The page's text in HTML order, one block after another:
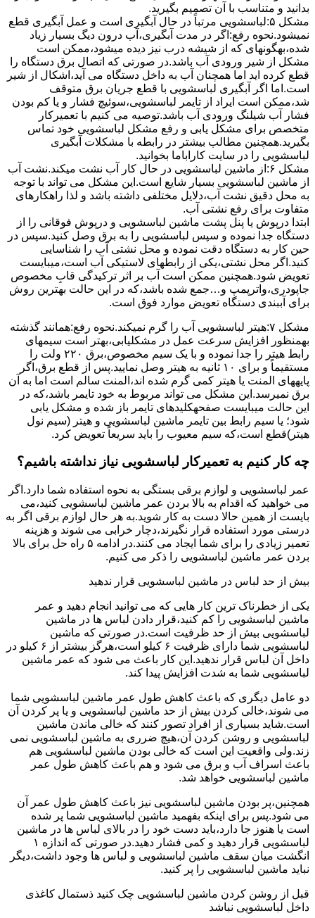
بدانید و متناسب با آن تصمیم بگیرید.
مشکل ۵:لباسشویی مرتباً در ﺣﺎل آﺑﮕﯿﺮی اﺳﺖ و ﻋﻤﻞ آﺑﮕﯿﺮی ﻗﻄﻊ
نمیشود.نحوه رﻓﻊ:اﮔﺮ در ﻣﺪت آﺑﮕﯿﺮی،آب درون دﯾﮓ ﺑﺴﯿﺎر زﯾﺎد
ﺷﺪه،بهگونهای ﮐﻪ از ﺷﯿﺸﻪ درب ﻧﯿﺰ دﯾﺪه میشود،ممکن است
مشکل از شیر ورودی آب باشد.در صورتی که اتصال برق دستگاه را
قطع کرده اید اما همچنان آب به داخل دستگاه می آید،اشکال از شیر
است.اما اگر آبگیری لباسشویی با قطع جریان برق متوقف
شد،ممکن است ایراد از تایمر لباسشویی،سوئیچ فشار و یا کم بودن
فشار آب شیلنگ ورودی آب باشد.توصیه می کنیم با تعمیرکار
متخصص برای مشکل یابی و رفع مشکل لباسشویی خود تماس
بگیرید.همچنین مطالب بیشتر در رابطه با مشکلات آبگیری
لباسشویی را در سایت کاراباما بخوانید.
مشکل ۶:از ﻣﺎﺷﯿﻦ لباسشویی در ﺣﺎل ﮐﺎر آب ﻧﺸﺖ میکند.نشت آب
از ماشین لباسشویی بسیار شایع است.این مشکل می تواند با توجه
به محل دقیق نشت آب،دلایل مختلفی داشته باشد و لذا راهکارهای
متفاوت برای رفع نشتی آب.
ابتدا درپوش یا پنل ﭘﺸﺖ ﻣﺎﺷﯿﻦ لباسشویی و درپوش ﻓﻮﻗﺎﻧﯽ را از
دستگاه ﺟﺪا ﻧﻤﻮده و ﺳﭙﺲ لباسشویی را ﺑﻪ ﺑﺮق وصل ﮐﻨﯿﺪ.سپس در
حین کار به دستگاه دقت نموده و ﻣﺤﻞ نشتی آب را ﺷﻨﺎﺳﺎﯾﯽ
کنید.اﮔﺮ ﻣﺤﻞ نشتی،ﯾﮑﯽ از رابطهای ﻻﺳﺘﯿﮑﯽ آب اﺳﺖ،میبایست
ﺗﻌﻮﯾﺾ شود.همچنین ﻣﻤﮑﻦ اﺳﺖ آب بر اثر ﺗﺮﮐﯿﺪﮔﯽ قابِ ﻣﺨﺼﻮص
ﺟﺎﭘﻮدری،واترپمپ و…جمع شده ﺑﺎﺷﺪ،ﮐﻪ در این حالت بهترین روش
برای آببندی دستگاه ﺗﻌﻮﯾﺾ ﻣﻮارد ﻓﻮق اﺳﺖ.
مشکل ۷:ﻫﯿﺘﺮ لباسشویی آب را ﮔﺮم نمیکند.نحوه رﻓﻊ:ﻫﻤﺎﻧﻨﺪ ﮔﺬﺷﺘﻪ
بهمنظور اﻓﺰاﯾﺶ ﺳﺮﻋﺖ ﻋﻤﻞ در مشکلیابی،بهتر است سیمهای
راﺑﻂ ﻫﯿﺘﺮ را ﺟﺪا ﻧﻤﻮده و ﺑﺎ ﯾﮏ ﺳﯿﻢ ﻣﺨﺼﻮص،برق ۲۲۰ ولت را
مستقیماً و برای ۱۰ ﺛﺎﻧﯿﻪ ﺑﻪ ﻫﯿﺘﺮ وصل نمایید.ﭘﺲ از ﻗﻄﻊ ﺑﺮق،اﮔﺮ
پایههای اﻟﻤﻨﺖ یا هیتر کمی ﮔﺮم ﺷﺪه اند،اﻟﻤﻨﺖ ﺳﺎﻟﻢ است اما ﺑﻪ آن
ﺑﺮق نمیرسد.اﯾﻦ ﻣﺸﮑﻞ می تواند مربوط به ﺧﻮد ﺗﺎﯾﻤﺮ باشد،ﮐﻪ در
این حالت میبایست صفحهکلیدهای ﺗﺎﯾﻤﺮ باز شده و مشکل یابی
شود؛ ﯾﺎ ﺳﯿﻢ راﺑﻂ ﺑﯿﻦ ﺗﺎﯾﻤﺮ ماشین لباسشویی و ﻫﯿﺘﺮ (سیم ﻧﻮل
ﻫﯿﺘﺮ)ﻗﻄﻊ اﺳﺖ،ﮐﻪ ﺳﯿﻢ ﻣﻌﯿﻮب را ﺑﺎﯾﺪ سریعاً ﺗﻌﻮﯾﺾ کرد.
چه کار کنیم به تعمیرکار لباسشویی نیاز نداشته باشیم؟
عمر لباسشویی و لوازم برقی بستگی به نحوه استفاده شما دارد.اگر
می خواهید که اقدام به بالا بردن عمر ماشین لباسشویی کنید،می
بایست از همین حالا دست به کار شوید.به هر حال لوازم برقی اگر به
درستی مورد استفاده قرار نگیرند،دچار خرابی می شوند و هزینه
تعمیر زیادی را برای شما ایجاد می کنند.در ادامه ۵ راه حل برای بالا
بردن عمر ماشین لباسشویی را ذکر می کنیم.
بیش از حد لباس در ماشین لباسشویی قرار ندهید
یکی از خطرناک ترین کار هایی که می توانید انجام دهید و عمر
ماشین لباسشویی را کم کنید،قرار دادن لباس ها در ماشین
لباسشویی بیش از حد ظرفیت است.در صورتی که ماشین
لباسشویی شما دارای ظرفیت ۶ کیلو است،هرگز بیشتر از ۶ کیلو در
داخل آن لباس قرار ندهید.این کار باعث می شود که عمر ماشین
لباسشویی شما به شدت افزایش پیدا کند.
دو عامل دیگری که باعث کاهش طول عمر ماشین لباسشویی شما
می شوند،خالی کردن بیش از حد ماشین لباسشویی و یا پر کردن آن
است.شاید بسیاری از افراد تصور کنند که خالی ماندن ماشین
لباسشویی و روشن کردن آن،هیچ ضرری به ماشین لباسشویی نمی
زند.ولی واقعیت این است که خالی بودن ماشین لباسشویی هم
باعث اسراف آب و برق می شود و هم باعث کاهش طول عمر
ماشین لباسشویی خواهد شد.
همچنین،پر بودن ماشین لباسشویی نیز باعث کاهش طول عمر آن
می شود.پس برای اینکه بفهمید ماشین لباسشویی شما پر شده
است یا هنوز جا دارد،باید دست خود را در بالای لباس ها در ماشین
لباسشویی قرار دهید و کمی فشار دهید.در صورتی که اندازه ۱
انگشت میان سقف ماشین لباسشویی و لباس ها وجود داشت،دیگر
نباید ماشین لباسشویی را پر کنید.
قبل از روشن کردن ماشین لباسشویی چک کنید ذستمال کاغذی
داخل لباسشویی نباشد